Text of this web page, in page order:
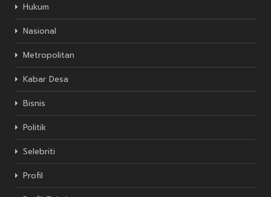
Hukum
Nasional
Metropolitan
Kabar Desa
Bisnis
Politik
Selebriti
Profil